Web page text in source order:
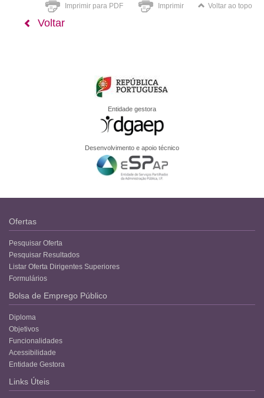
Imprimir para PDF Imprimir Voltar ao topo
Voltar
Entidade gestora
Desenvolvimento e apoio técnico
Ofertas
Pesquisar Oferta
Pesquisar Resultados
Listar Oferta Dirigentes Superiores
Formulários
Bolsa de Emprego Público
Diploma
Objetivos
Funcionalidades
Acessibilidade
Entidade Gestora
Links Úteis